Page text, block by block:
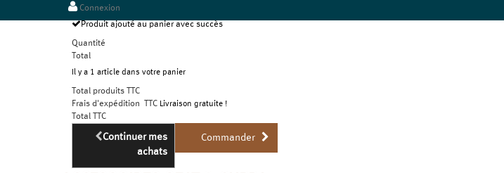
Connexion
Produit ajouté au panier avec succès
Quantité
Total
Il y a 1 article dans votre panier
Total produits TTC
Frais d'expédition TTC Livraison gratuite !
Total TTC
Continuer mes
achats
Commander